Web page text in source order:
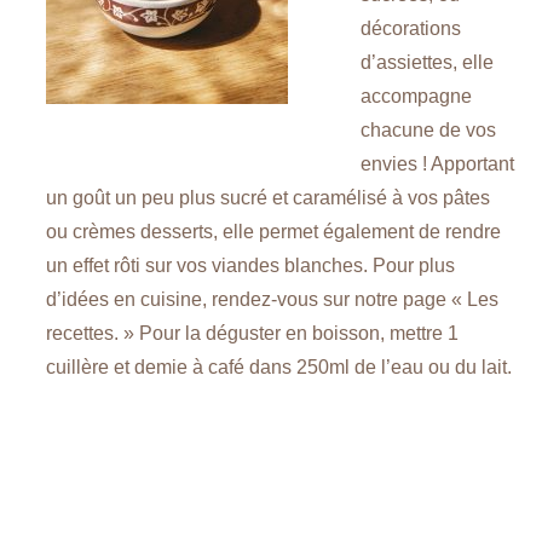
décorations
d’assiettes, elle
accompagne
chacune de vos
envies ! Apportant
un goût un peu plus sucré et caramélisé à vos pâtes
ou crèmes desserts, elle permet également de rendre
un effet rôti sur vos viandes blanches. Pour plus
d’idées en cuisine, rendez-vous sur notre page « Les
recettes. » Pour la déguster en boisson, mettre 1
cuillère et demie à café dans 250ml de l’eau ou du lait.